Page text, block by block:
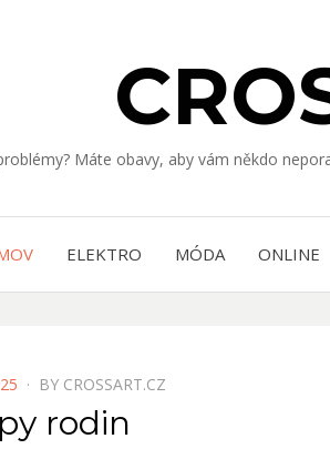
Máte obavy, aby vám někdo
ELEKTRO MÓDA ONLINE
BY CROSSART.CZ
rodin